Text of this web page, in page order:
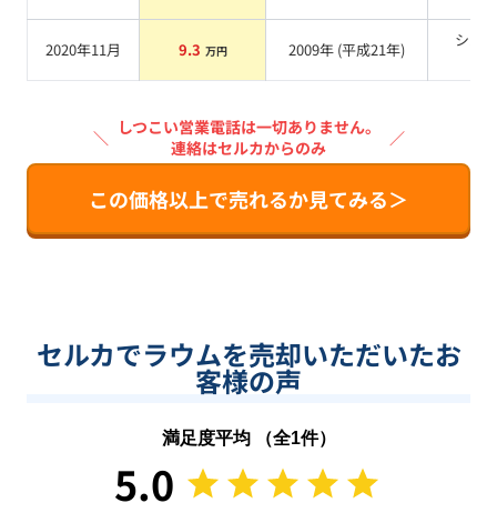
2020年11月 9.3 万円 2009年 (平成21年)
シル
＼ しつこい営業電話は一切ありません。
連絡はセルカからのみ
／
この価格以上で売れるか見てみる＞
セルカでラウムを売却いただいたお
客様の声
満足度平均 （全1件）
5.0